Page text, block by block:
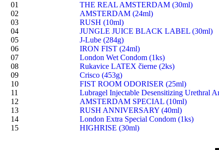
01
THE REAL AMSTERDAM (30ml)
02
AMSTERDAM (24ml)
03
RUSH (10ml)
04
JUNGLE JUICE BLACK LABEL (30ml)
05
J-Lube (284g)
06
IRON FIST (24ml)
07
London Wet Condom (1ks)
08
Rukavice LATEX čierne (2ks)
09
Crisco (453g)
10
FIST ROOM ODORISER (25ml)
11
Lubragel Injectable Desensitizing Urethral
12
AMSTERDAM SPECIAL (10ml)
13
RUSH ANNIVERSARY (40ml)
14
London Extra Special Condom (1ks)
15
HIGHRISE (30ml)